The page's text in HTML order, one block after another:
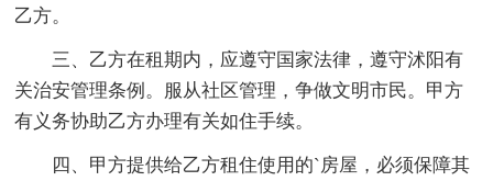
乙方。
三、乙方在租期内，应遵守国家法律，遵守沭阳有
关治安管理条例。服从社区管理，争做文明市民。甲方
有义务协助乙方办理有关如住手续。
四、甲方提供给乙方租住使用的`房屋，必须保障其